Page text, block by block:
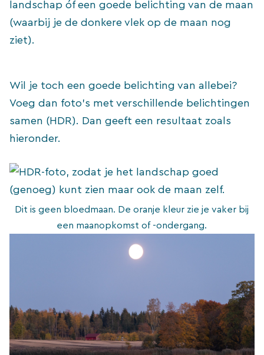
landschap óf een goede belichting van de maan
(waarbij je de donkere vlek op de maan nog
ziet).
Wil je toch een goede belichting van allebei?
Voeg dan foto’s met verschillende belichtingen
samen (HDR). Dan geeft een resultaat zoals
hieronder.
Dit is geen bloedmaan. De oranje kleur zie je vaker bij
een maanopkomst of -ondergang.